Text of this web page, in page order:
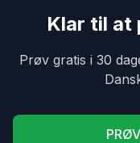
Klar til at
Prøv gratis i 30